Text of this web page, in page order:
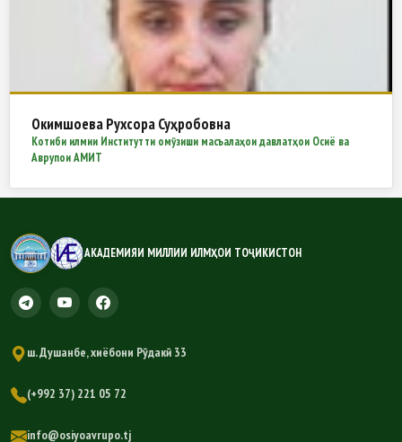
Окимшоева Рухсора Суҳробовна
Котиби илмии Институтти омӯзиши масъалаҳои давлатҳои Осиё ва
Аврупои АМИТ
АКАДЕМИЯИ МИЛЛИИ ИЛМҲОИ ТОҶИКИСТОН
ш. Душанбе, хиёбони Рӯдакӣ 33
(+992 37) 221 05 72
info@osiyoavrupo.tj